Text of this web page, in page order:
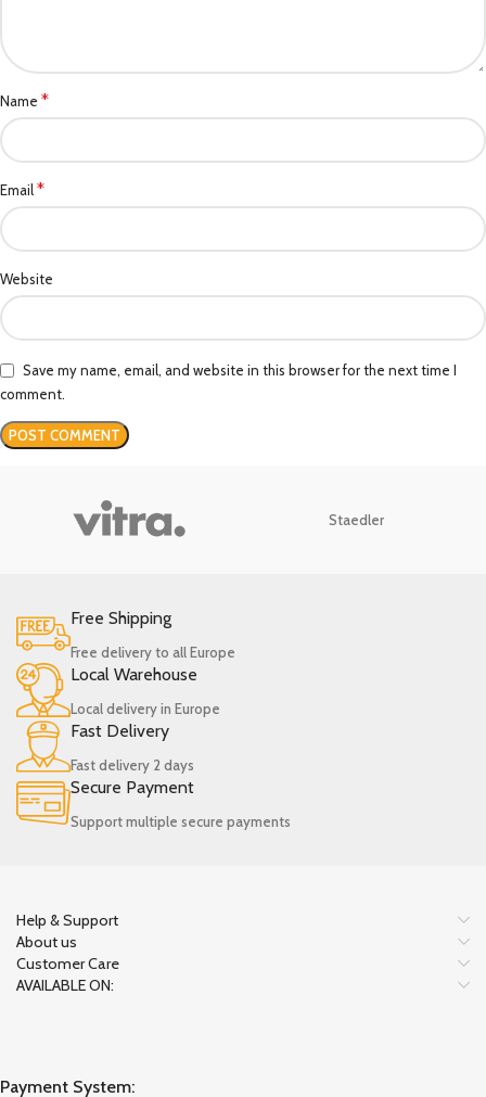
Name *
Email*
Website
Save my name, email, and website in this browser for the next time I
comment.
Staedler
Free Shipping
Free delivery to all Europe
Local Warehouse
Local delivery in Europe
Fast Delivery
Fast delivery 2 days
Secure Payment
Support multiple secure payments
Help & Support
About us
Customer Care
AVAILABLE ON:
Payment System: